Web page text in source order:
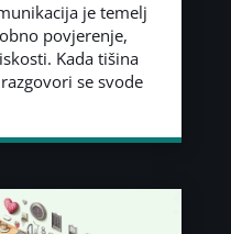
je temelj
povjerenje,
Kada tišina
se svode